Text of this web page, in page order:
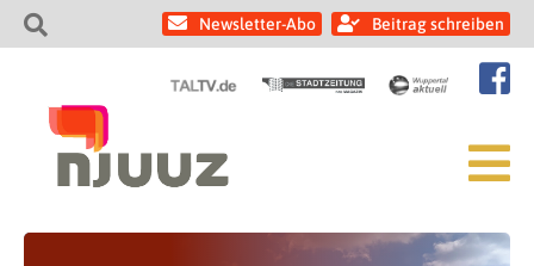
Newsletter-Abo Beitrag schreiben